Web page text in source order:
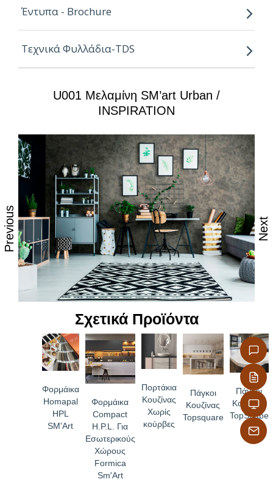
Πλάτη:2.07m
Ιδιότητες:
– Ισχυρές αντοχές στη καθημερινή φθορά από τριβή,
κρούση & χάραξη
– Δυνατότητα εύκολου καθημερινού καθαρισμού με
όλες τις οικιακές χημικές ουσίες
– Επιφάνεια απόλυτα υγιεινή
– Υψηλή αντοχή στον αποχρωματισμό
– Φινιτούρες νέας τεχνολογίας που ακολουθούν τα
νερά του ξύλου
– Ανθεκτικότητα στη θερμότητα και τον ατμό
– Εύκολη μεταφορά και τοποθέτηση
Έντυπα - Brochure
Τεχνικά Φυλλάδια-TDS
U001 Μελαμίνη SM’art Urban /
INSPIRATION
Previous Next
Σχετικά Προϊόντα
Φορμάικα
Homapal
HPL
SM'Art
Φορμάικα
Compact
H.P.L. Για
Εσωτερικούς
Χώρους
Formica
Sm'Art
Πορτάκια
Κουζίνας
Χωρίς
κούρβες
Πάγκοι
Κουζίνας
Topsquare
Πάγκοι
Κουζίνας
TopShape